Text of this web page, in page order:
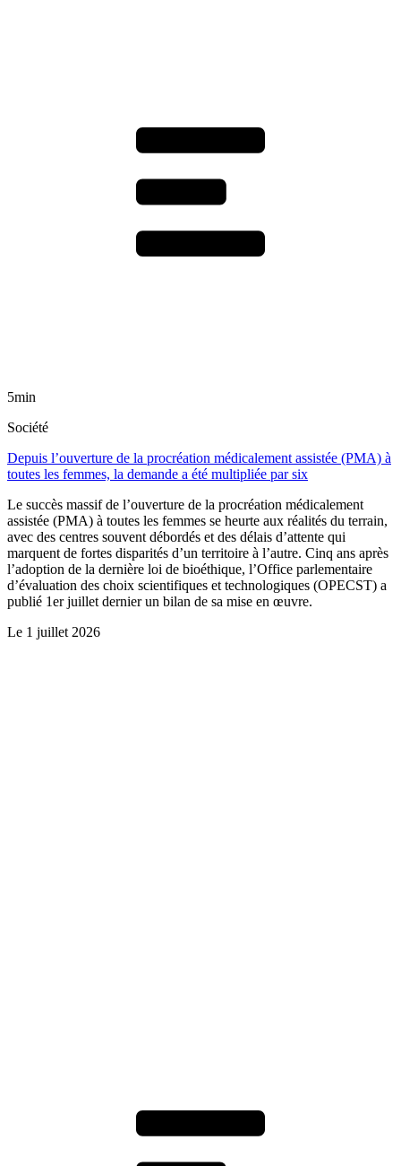
5min
Société
Depuis l’ouverture de la procréation médicalement assistée (PMA) à
toutes les femmes, la demande a été multipliée par six
Le succès massif de l’ouverture de la procréation médicalement
assistée (PMA) à toutes les femmes se heurte aux réalités du terrain,
avec des centres souvent débordés et des délais d’attente qui
marquent de fortes disparités d’un territoire à l’autre. Cinq ans après
l’adoption de la dernière loi de bioéthique, l’Office parlementaire
d’évaluation des choix scientifiques et technologiques (OPECST) a
publié 1er juillet dernier un bilan de sa mise en œuvre.
Le 1 juillet 2026